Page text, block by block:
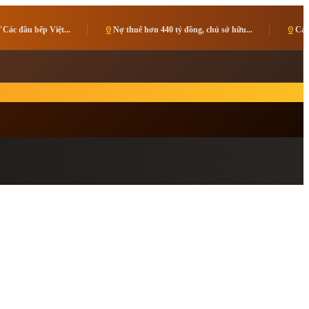
pin_dropNợ thuế hơn 440 tỷ đồng, chủ sở hữu... pin_dropCải thiện môi